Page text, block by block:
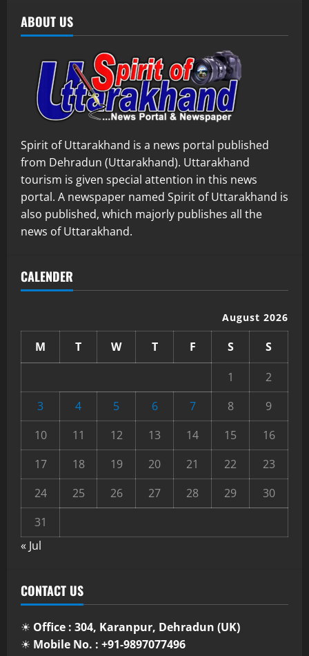
ABOUT US
Spirit of Uttarakhand is a news portal published
from Dehradun (Uttarakhand). Uttarakhand
tourism is given special attention in this news
portal. A newspaper named Spirit of Uttarakhand is
also published, which majorly publishes all the
news of Uttarakhand.
CALENDER
August 2026
M T W T F S
S
1
2
3
4 5 6 7 8
9
10
11 12 13 14 15
16
17
18 19 20 21 22
23
24
25 26 27 28 29
30
31
« Jul
CONTACT US
☀ Office : 304, Karanpur, Dehradun (UK)
☀ Mobile No. : +91-9897077496